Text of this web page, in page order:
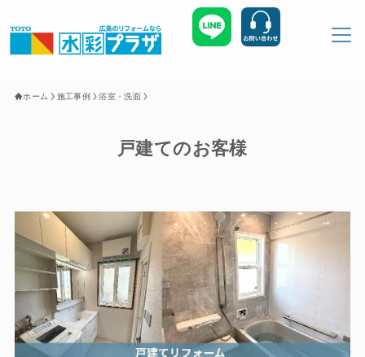
お知らせ
会社概要
お問い合わせ
ホーム 施工事例 浴室・洗面
戸建てのお客様